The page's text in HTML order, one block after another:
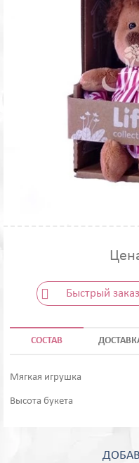
Быстрый заказ
СОСТАВ
Мягкая игрушка
Высота букета